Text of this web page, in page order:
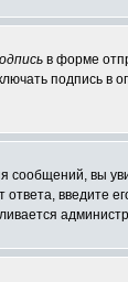
в форме
подпись в
сообщений, вы
введите